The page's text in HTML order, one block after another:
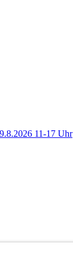
11-17 Uhr